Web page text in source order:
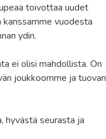
toivottaa uudet
kanssamme vuodesta
ydin.
ei olisi mahdollista. On
joukkoomme ja tuovan
hyvästä seurasta ja